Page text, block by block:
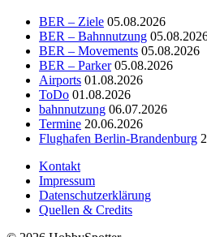
BER – Ziele 05.08.2026
BER – Bahnnutzung
BER – Movements 05.08.2026
BER – Parker 05.08.2026
Airports 01.08.2026
ToDo 01.08.2026
bahnnutzung 06.07.2026
Termine 20.06.2026
Flughafen Berlin-Brandenburg
Kontakt
Impressum
Datenschutzerklärung
Quellen & Credits